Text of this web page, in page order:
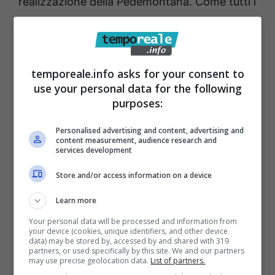
PUT, anche quello del Comune di Formia,
prescrive interventi da realizzarsi in base allo
orizzonte temporale breve, dai 3-5 anni.
Sebbene il PUT auspichi, come tutti noi (o
tutti i suoi interventi (rotonde, correzioni di
carreggiata, rimozione dei semafori,
istituzioni di ztl, insediamenti di sensi unici
etc…) sono da realizzarsi ADESSO.
Che fare quindi? Portare il PUT in Consiglio,
ridiscuterne le linee generali, ripubblicarlo per
temporeale.info asks for your consent to
use your personal data for the following
purposes:
Personalised advertising and content, advertising and
content measurement, audience research and
services development
Store and/or access information on a device
Learn more
Your personal data will be processed and information from
your device (cookies, unique identifiers, and other device
data) may be stored by, accessed by and shared with 319
partners, or used specifically by this site. We and our partners
may use precise geolocation data. List of partners.